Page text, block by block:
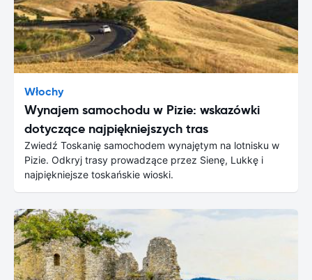
Włochy
Wynajem samochodu w Pizie: wskazówki
dotyczące najpiękniejszych tras
Zwiedź Toskanię samochodem wynajętym na lotnisku w
Pizie. Odkryj trasy prowadzące przez Sienę, Lukkę i
najpiękniejsze toskańskie wioski.